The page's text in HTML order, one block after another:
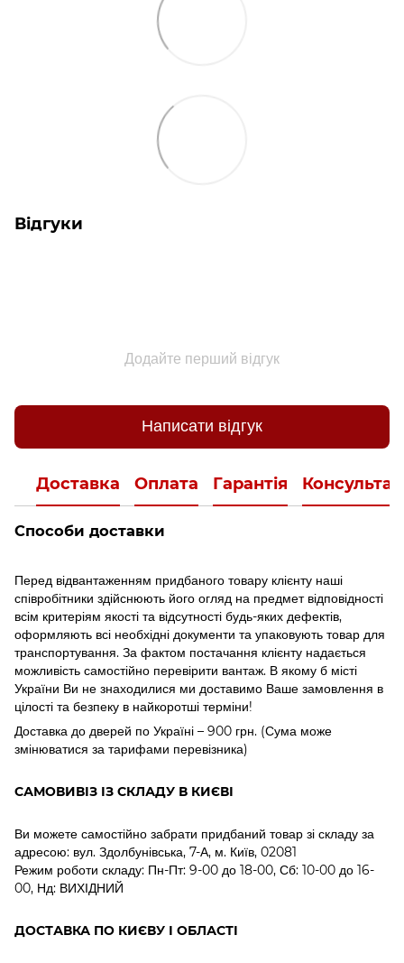
Відгуки
Додайте перший відгук
Написати відгук
Доставка Оплата Гарантія
Способи доставки
Перед відвантаженням придбаного товару клієнту наші
співробітники здійснюють його огляд на предмет відповідності
всім критеріям якості та відсутності будь-яких дефектів,
оформляють всі необхідні документи та упаковують товар для
транспортування. За фактом постачання клієнту надається
можливість самостійно перевірити вантаж. В якому б місті
України Ви не знаходилися ми доставимо Ваше замовлення в
цілості та безпеку в найкоротші терміни!
Доставка до дверей по Україні – 900 грн. (Сума може
змінюватися за тарифами перевізника)
САМОВИВІЗ ІЗ СКЛАДУ В КИЄВІ
Ви можете самостійно забрати придбаний товар зі складу за
адресою: вул. Здолбунівська, 7-А, м. Київ, 02081
Режим роботи складу: Пн-Пт: 9-00 до 18-00, Сб: 10-00 до 16-
00, Нд: ВИХІДНИЙ
ДОСТАВКА ПО КИЄВУ І ОБЛАСТІ